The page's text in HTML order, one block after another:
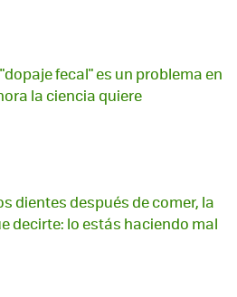
fecal" es un problema en
la ciencia quiere
dientes después de comer, la
decirte: lo estás haciendo mal